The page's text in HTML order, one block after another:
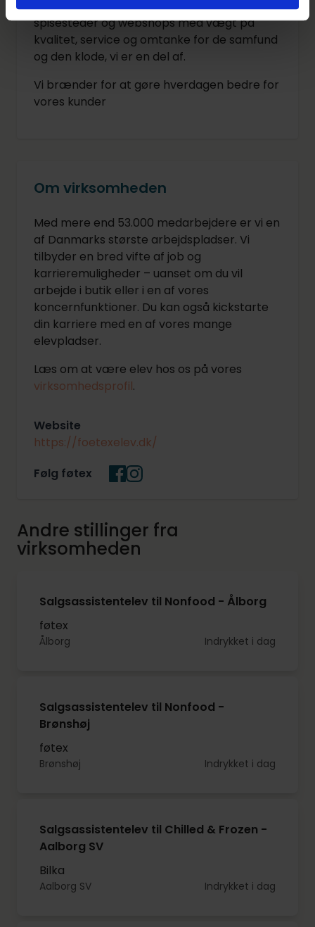
Vi driver butikker, varehuse, cafeer,
spisesteder og webshops med vægt på
kvalitet, service og omtanke for de samfund
og den klode, vi er en del af.
Vi brænder for at gøre hverdagen bedre for
vores kunder
Om virksomheden
Med mere end 53.000 medarbejdere er vi en
af Danmarks største arbejdspladser. Vi
tilbyder en bred vifte af job og
karrieremuligheder – uanset om du vil
arbejde i butik eller i en af vores
koncernfunktioner. Du kan også kickstarte
din karriere med en af vores mange
elevpladser.
Læs om at være elev hos os på vores
virksomhedsprofil.
Website
https://foetexelev.dk/
Følg føtex
Andre stillinger fra
virksomheden
Salgsassistentelev til Nonfood - Ålborg
føtex
Ålborg Indrykket i dag
Salgsassistentelev til Nonfood -
Brønshøj
føtex
Brønshøj Indrykket i dag
Salgsassistentelev til Chilled & Frozen -
Aalborg SV
Bilka
Aalborg SV Indrykket i dag